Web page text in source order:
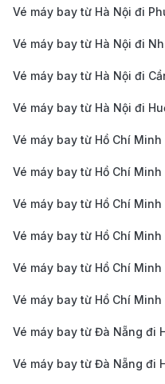
thường xuyên tung
tuyến bay từ Cần
những cơ hội này,
đặt vé uy tín để cập
Chọn hành trình nối
chuyến bay thẳng từ
khách sẽ cần quá
chọn điểm dừng
giữa chi phí và thời
nghiệm bay thoải mái
So sánh giá vé trên
190 Booking sẽ giúp
Vé máy bay từ Hà Nội đi
Vé máy bay từ Hà Nội đi
Vé máy bay từ Hà Nội đi
Vé máy bay từ Hà Nội đi
Vé máy bay từ Hồ Chí Minh
Vé máy bay từ Hồ Chí
Vé máy bay từ Hồ Chí
Vé máy bay từ Hồ Chí
Vé máy bay từ Hồ Chí Minh
Vé máy bay từ Hồ Chí Minh
Vé máy bay từ Đà Nẵng đi
Vé máy bay từ Đà Nẵng đi